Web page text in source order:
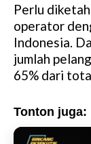
Perlu
operator
Indonesia.
jumlah
65% dari
Tonton juga: